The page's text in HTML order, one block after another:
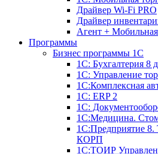
Драйвер Wi-Fi PRO
Драйвер
Агент + Мобильная
Программы
Бизнес программы 1С
1С: Бухгалтерия 8
1С: Управление
1C:Комплексная
1С: ERP 2
1С:
1С:Медицина.
1С:Предприятие 8.
КОРП
1С:ТОИР